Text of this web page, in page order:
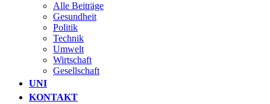
Alle Beiträge
Gesundheit
Politik
Technik
Umwelt
Wirtschaft
Gesellschaft
UNI
KONTAKT